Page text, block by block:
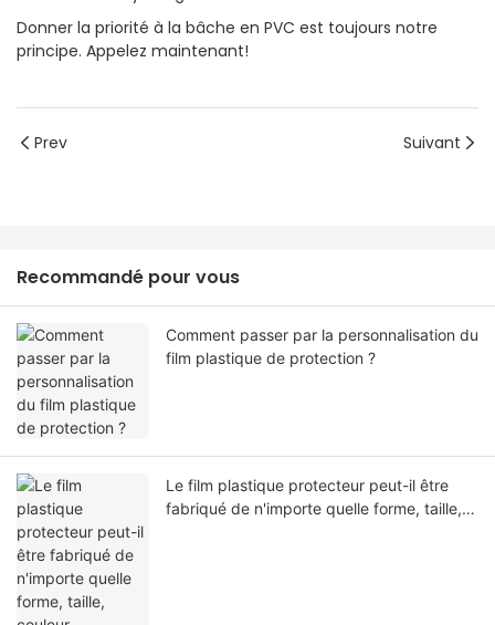
Donner la priorité à la bâche en PVC est toujours notre
principe. Appelez maintenant!
Prev Suivant
Recommandé pour vous
Comment passer par la personnalisation du
film plastique de protection ?
Le film plastique protecteur peut-il être
fabriqué de n'importe quelle forme, taille,